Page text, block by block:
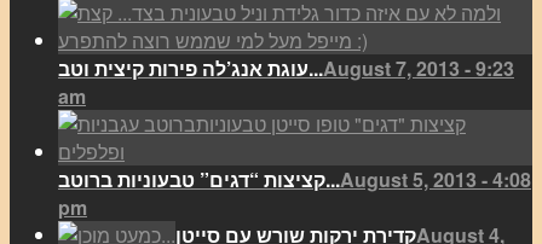
עוגת אנג’לה פירות קיצית וטב...August 7, 2013 - 9:23
am
קציצות “דגים” טבעוניות ברוטב...August 5, 2013 - 4:08
pm
קדירת ירקות שורש עם סייטןAugust 4,